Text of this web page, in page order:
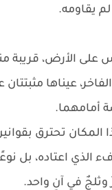
لم يقاومه.
على الأرض، قريبة
عيناها
أمامهما.
المكان تحترق
الذي اعتاده، بل
وثلجٌ في آنٍ واحد.